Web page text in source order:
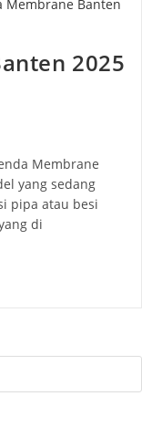
2025
Membrane
yang sedang
pipa atau besi
di